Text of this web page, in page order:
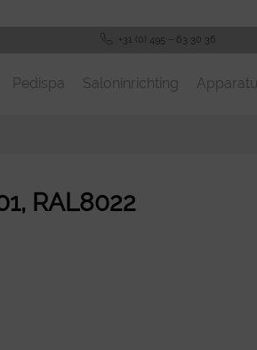
+31 (0) 495 – 63 30 36
Pedispa Saloninrichting
RAL8022